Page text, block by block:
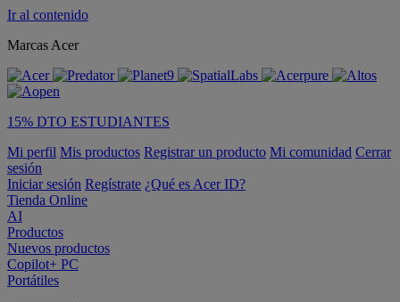
Ir al contenido
Marcas Acer
15% DTO ESTUDIANTES
Mi perfil Mis productos Registrar un producto Mi comunidad Cerrar
sesión
Iniciar sesión Regístrate ¿Qué es Acer ID?
Tienda Online
AI
Productos
Nuevos productos
Copilot+ PC
Portátiles